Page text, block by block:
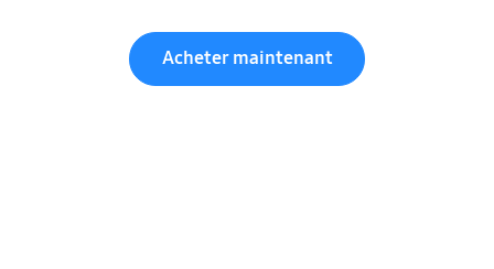
Acheter maintenant